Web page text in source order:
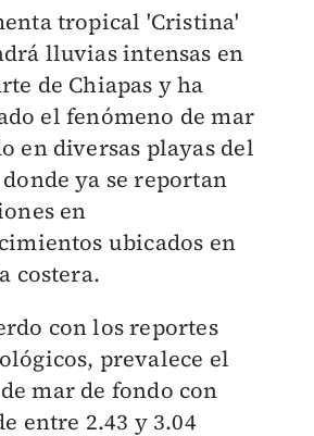
tropical 'Cristina'
lluvias intensas en
de Chiapas y ha
el fenómeno de mar
en diversas playas del
ya se reportan
en
ubicados en
costera.
con los reportes
prevalece el
mar de fondo con
entre 2.43 y 3.04